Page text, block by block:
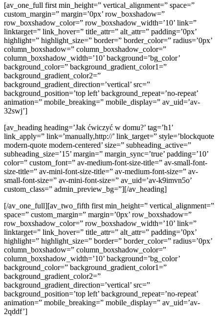
[av_one_full first min_height=” vertical_alignment=” space=”
custom_margin=” margin=’0px’ row_boxshadow=”
row_boxshadow_color=” row_boxshadow_width=’10’ link=”
linktarget=” link_hover=” title_attr=” alt_attr=” padding=’0px’
highlight=” highlight_size=” border=” border_color=” radius=’0px’
column_boxshadow=” column_boxshadow_color=”
column_boxshadow_width=’10’ background=’bg_color’
background_color=” background_gradient_color1=”
background_gradient_color2=”
background_gradient_direction=’vertical’ src=”
background_position=’top left’ background_repeat=’no-repeat’
animation=” mobile_breaking=” mobile_display=” av_uid=’av-
32swj’]
[av_heading heading=’Jak ćwiczyć w domu?’ tag=’h1′
link_apply=” link=’manually,http://’ link_target=” style=’blockquote
modern-quote modern-centered’ size=” subheading_active=”
subheading_size=’15’ margin=” margin_sync=’true’ padding=’10’
color=” custom_font=” av-medium-font-size-title=” av-small-font-
size-title=” av-mini-font-size-title=” av-medium-font-size=” av-
small-font-size=” av-mini-font-size=” av_uid=’av-k9imvn5o’
custom_class=” admin_preview_bg=”][/av_heading]
[/av_one_full][av_two_fifth first min_height=” vertical_alignment=”
space=” custom_margin=” margin=’0px’ row_boxshadow=”
row_boxshadow_color=” row_boxshadow_width=’10’ link=”
linktarget=” link_hover=” title_attr=” alt_attr=” padding=’0px’
highlight=” highlight_size=” border=” border_color=” radius=’0px’
column_boxshadow=” column_boxshadow_color=”
column_boxshadow_width=’10’ background=’bg_color’
background_color=” background_gradient_color1=”
background_gradient_color2=”
background_gradient_direction=’vertical’ src=”
background_position=’top left’ background_repeat=’no-repeat’
animation=” mobile_breaking=” mobile_display=” av_uid=’av-
2qddf’]